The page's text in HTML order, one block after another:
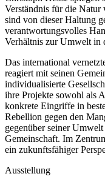
Verständnis für die
sind von dieser Haltung
verantwortungsvolles
Verhältnis zur Umwelt in
Das international
reagiert mit seinen
individualisierte
ihre Projekte sowohl als
konkrete Eingriffe in
Rebellion gegen den
gegenüber seiner
Gemeinschaft. Im
ein zukunftsfähiger
Ausstellung